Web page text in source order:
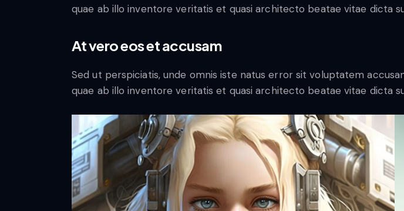
quae ab illo inventore veritatis et quasi architecto beatae vitae dicta
At vero eos et accusam
Sed ut perspiciatis, unde omnis iste natus error sit voluptatem
quae ab illo inventore veritatis et quasi architecto beatae vitae dicta